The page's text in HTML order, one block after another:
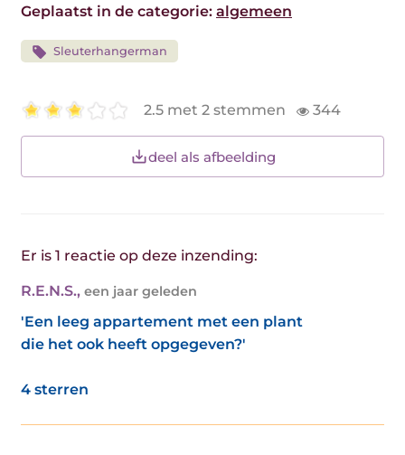
Geplaatst in de categorie: algemeen
Sleuterhangerman
2.5 met 2 stemmen 344
deel als afbeelding
Er is 1 reactie op deze inzending:
R.E.N.S., een jaar geleden
'Een leeg appartement met een plant
die het ook heeft opgegeven?'
4 sterren